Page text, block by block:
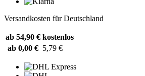
Versandkosten für Deutschland
ab 54,90 € kostenlos
ab 0,00 € 5,79 €